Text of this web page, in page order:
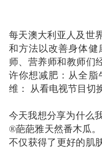
每天澳大利亚人及世
和方法以改善身体
师、营养师和教师们
许你想减肥：从全
维： 从看电视节目切
今天我想分享为什么
®葩葩雅天然番木瓜
不仅获得了更好的肌